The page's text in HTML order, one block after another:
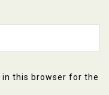
in this browser for the